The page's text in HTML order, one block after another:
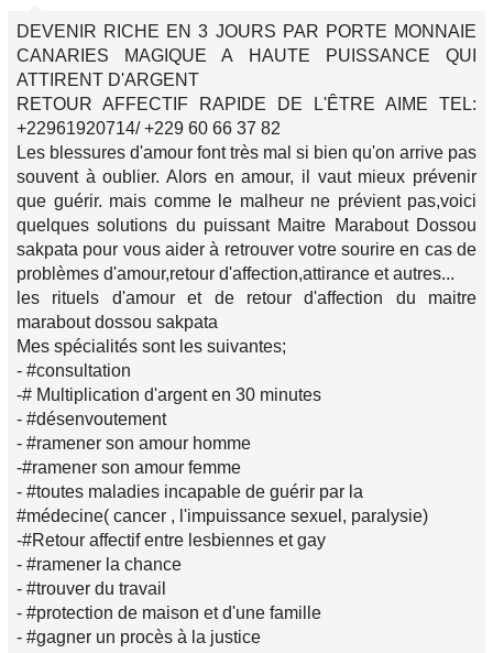
DEVENIR RICHE EN 3 JOURS PAR PORTE MONNAIE
CANARIES MAGIQUE A HAUTE PUISSANCE QUI
ATTIRENT D'ARGENT
RETOUR AFFECTIF RAPIDE DE L'ÊTRE AIME TEL:
+22961920714/ +229 60 66 37 82
Les blessures d'amour font très mal si bien qu'on arrive pas
souvent à oublier. Alors en amour, il vaut mieux prévenir
que guérir. mais comme le malheur ne prévient pas,voici
quelques solutions du puissant Maitre Marabout Dossou
sakpata pour vous aider à retrouver votre sourire en cas de
problèmes d'amour,retour d'affection,attirance et autres...
les rituels d'amour et de retour d'affection du maitre
marabout dossou sakpata
Mes spécialités sont les suivantes;
- #consultation
-# Multiplication d'argent en 30 minutes
- #désenvoutement
- #ramener son amour homme
-#ramener son amour femme
- #toutes maladies incapable de guérir par la
#médecine( cancer , l'impuissance sexuel, paralysie)
-#Retour affectif entre lesbiennes et gay
- #ramener la chance
- #trouver du travail
- #protection de maison et d'une famille
- #gagner un procès à la justice